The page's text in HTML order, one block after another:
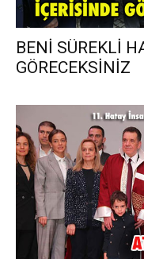
BENİ SÜREKLİ
GÖRECEKSİNİZ